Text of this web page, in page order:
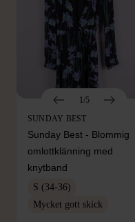
1/5
SUNDAY BEST
Sunday Best - Blommig
omlottklänning med
knytband
S (34-36)
Mycket gott skick